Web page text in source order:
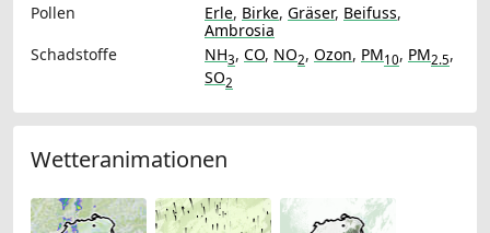
Pollen
Erle, Birke, Gräser, Beifuss,
Ambrosia
Schadstoffe
NH3, CO, NO2, Ozon, PM10, PM2.5,
SO2
Wetteranimationen